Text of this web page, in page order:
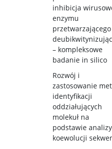
inhibicja
enzymu
– kompleksowe
badanie in silico
Rozwój i
zastosowanie
identyfikacji
oddziałujących
molekuł na
podstawie analizy
koewolucji